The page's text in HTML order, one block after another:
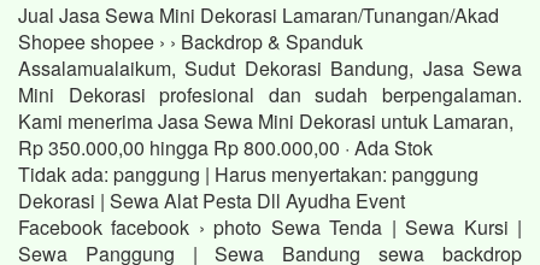
Jual Jasa Sewa Mini Dekorasi Lamaran/Tunangan/Akad
Shopee shopee › › Backdrop & Spanduk
Assalamualaikum, Sudut Dekorasi Bandung, Jasa Sewa
Mini Dekorasi profesional dan sudah berpengalaman.
Kami menerima Jasa Sewa Mini Dekorasi untuk Lamaran,
Rp 350.000,00 hingga Rp 800.000,00 · ‎Ada Stok
Tidak ada: panggung ‎| Harus menyertakan: panggung
Dekorasi | Sewa Alat Pesta Dll Ayudha Event
Facebook facebook › photo Sewa Tenda | Sewa Kursi |
Sewa Panggung | Sewa Bandung sewa backdrop